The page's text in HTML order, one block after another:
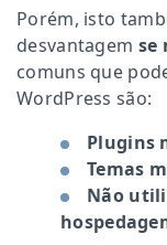
Porém, isto
desvantagem se
comuns que
WordPress são:
Plugins
Temas
Não